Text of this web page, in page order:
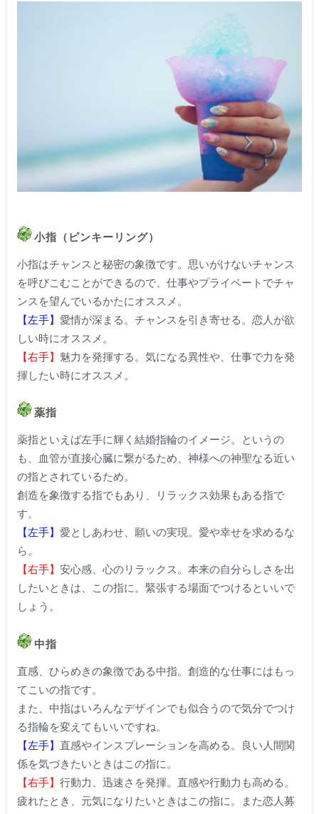
小指（ピンキーリング）
小指はチャンスと秘密の象徴です。思いがけないチャンス
を呼びこむことができるので、仕事やプライベートでチャ
ンスを望んでいるかたにオススメ。
【左手】 愛情が深まる。チャンスを引き寄せる。恋人が欲
しい時にオススメ。
【右手】 魅力を発揮する。気になる異性や、仕事で力を発
揮したい時にオススメ。
薬指
薬指といえば左手に輝く結婚指輪のイメージ。というの
も、血管が直接心臓に繋がるため、神様への神聖なる近い
の指とされているため。
創造を象徴する指でもあり、リラックス効果もある指で
す。
【左手】 愛としあわせ、願いの実現。愛や幸せを求めるな
ら。
【右手】 安心感、心のリラックス。本来の自分らしさを出
したいときは、この指に。緊張する場面でつけるといいで
しょう。
中指
直感、ひらめきの象徴である中指。創造的な仕事にはもっ
てこいの指です。
また、中指はいろんなデザインでも似合うので気分でつけ
る指輪を変えてもいいですね。
【左手】 直感やインスプレーションを高める。良い人間関
係を気づきたいときはこの指に。
【右手】 行動力、迅速さを発揮。直感や行動力も高める。
疲れたとき、元気になりたいときはこの指に。また恋人募